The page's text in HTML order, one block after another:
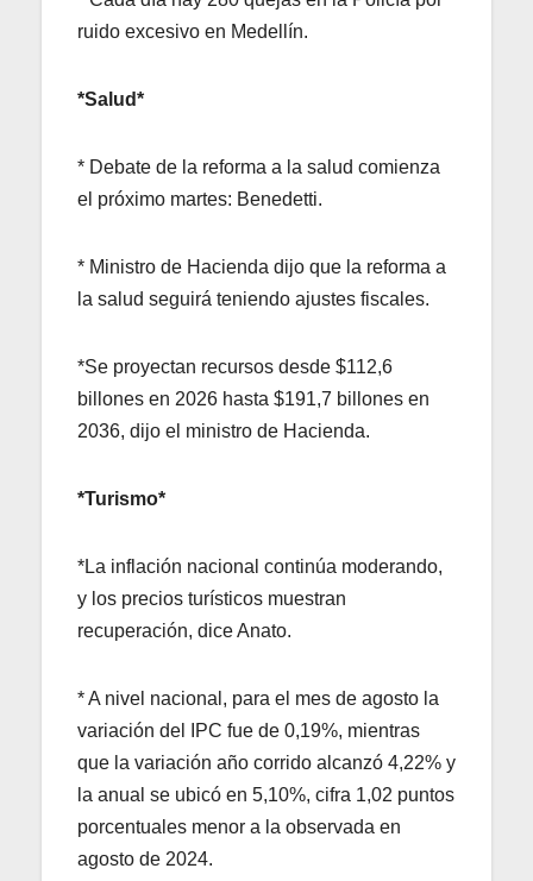
ruido excesivo en Medellín.
*Salud*
* Debate de la reforma a la salud comienza
el próximo martes: Benedetti.
* Ministro de Hacienda dijo que la reforma a
la salud seguirá teniendo ajustes fiscales.
*Se proyectan recursos desde $112,6
billones en 2026 hasta $191,7 billones en
2036, dijo el ministro de Hacienda.
*Turismo*
*La inflación nacional continúa moderando,
y los precios turísticos muestran
recuperación, dice Anato.
* A nivel nacional, para el mes de agosto la
variación del IPC fue de 0,19%, mientras
que la variación año corrido alcanzó 4,22% y
la anual se ubicó en 5,10%, cifra 1,02 puntos
porcentuales menor a la observada en
agosto de 2024.